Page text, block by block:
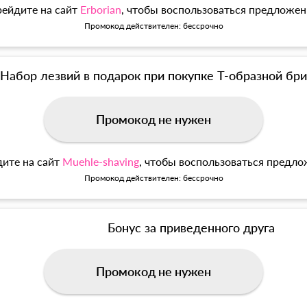
на сайт Erborian, чтобы воспользоваться
Промокод действителен: бессрочно
Набор лезвий в подарок при покупке Т-образной
Промокод не нужен
на сайт Muehle-shaving, чтобы воспользоваться
Промокод действителен: бессрочно
Бонус за приведенного друга
Промокод не нужен